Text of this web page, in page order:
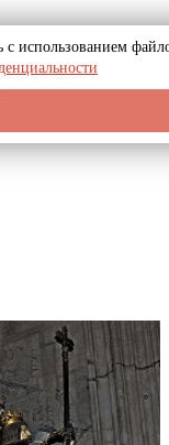
с использованием